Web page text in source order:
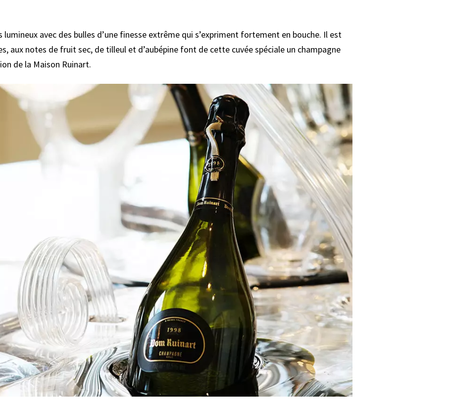
lumineux avec des bulles d’une finesse extrême qui s’expriment fortement en bouche. Il est
aux notes de fruit sec, de tilleul et d’aubépine font de cette cuvée spéciale un champagne
de la Maison Ruinart.